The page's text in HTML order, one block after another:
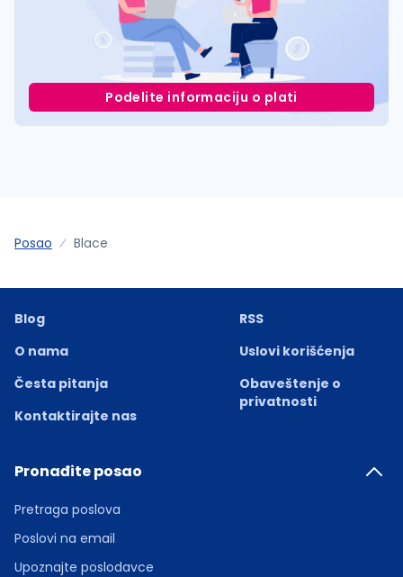
Podelite informaciju o plati
Posao Blace
Blog
O nama
Česta pitanja
Kontaktirajte nas
RSS
Uslovi korišćenja
Obaveštenje o
privatnosti
Pronađite posao
Pretraga poslova
Poslovi na email
Upoznajte poslodavce